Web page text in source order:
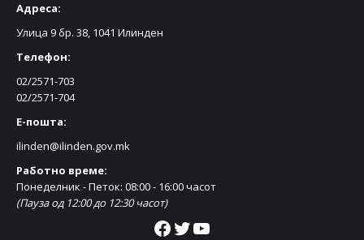
Адреса:
Улица 9 бр. 38, 1041 Илинден
Телефон:
02/2571-703
02/2571-704
Е-пошта:
ilinden@ilinden.gov.mk
Работно време:
Понеделник - Петок: 08:00 - 16:00 часот
(Пауза од 12:00 до 12:30 часот)
Facebook Twitter YouTube